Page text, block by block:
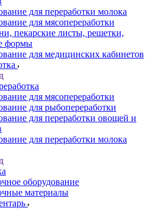
для переработки молока
для мясопереработки
пекарские листы, решетки,
формы
для медицинских кабинетов
для мясопереработки
для рыбопереработки
для переработки овощей и
для переработки молока
оборудование
материалы